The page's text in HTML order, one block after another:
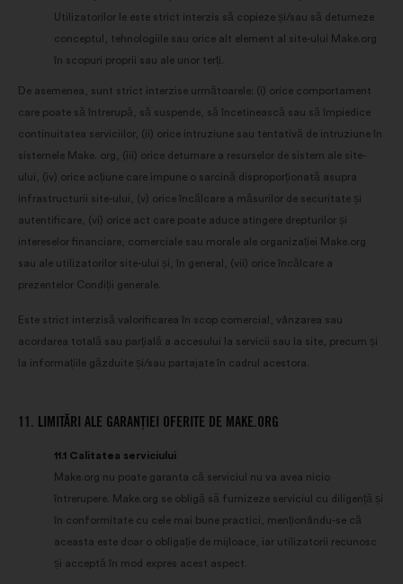
Utilizatorilor le este strict interzis să copieze și/sau să deturneze
conceptul, tehnologiile sau orice alt element al site-ului Make.org
în scopuri proprii sau ale unor terți.
De asemenea, sunt strict interzise următoarele: (i) orice comportament
care poate să întrerupă, să suspende, să încetinească sau să împiedice
continuitatea serviciilor, (ii) orice intruziune sau tentativă de intruziune în
sistemele Make. org, (iii) orice deturnare a resurselor de sistem ale site-
ului, (iv) orice acțiune care impune o sarcină disproporționată asupra
infrastructurii site-ului, (v) orice încălcare a măsurilor de securitate și
autentificare, (vi) orice act care poate aduce atingere drepturilor și
intereselor financiare, comerciale sau morale ale organizației Make.org
sau ale utilizatorilor site-ului și, în general, (vii) orice încălcare a
prezentelor Condiții generale.
Este strict interzisă valorificarea în scop comercial, vânzarea sau
acordarea totală sau parțială a accesului la servicii sau la site, precum și
la informațiile găzduite și/sau partajate în cadrul acestora.
11. LIMITĂRI ALE GARANȚIEI OFERITE DE MAKE.ORG
11.1 Calitatea serviciului
Make.org nu poate garanta că serviciul nu va avea nicio
întrerupere. Make.org se obligă să furnizeze serviciul cu diligență și
în conformitate cu cele mai bune practici, menționându-se că
aceasta este doar o obligație de mijloace, iar utilizatorii recunosc
și acceptă în mod expres acest aspect.